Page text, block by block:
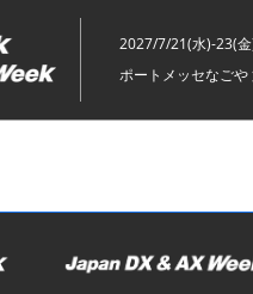
2027/7/21(水)-23(
ポートメッセなごや